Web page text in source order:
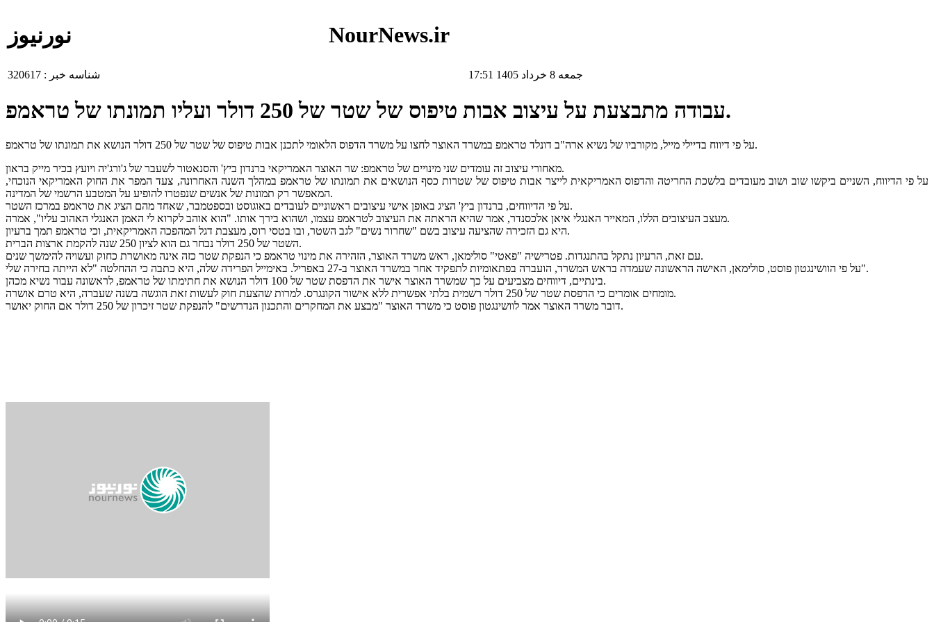
نورنیوز NourNews.ir
شناسه خبر : 320617 جمعه 8 خرداد 1405 17:51
עבודה מתבצעת על עיצוב אבות טיפוס של שטר של 250 דולר ועליו תמונתו של טראמפ.
על פי דיווח בדיילי מייל, מקורביו של נשיא ארה"ב דונלד טראמפ במשרד האוצר לחצו על משרד הדפוס הלאומי לתכנן אבות טיפוס של שטר של 250 דולר הנושא את תמונתו של טראמפ.
מאחורי עיצוב זה עומדים שני מינויים של טראמפ: שר האוצר האמריקאי ברנדון ביץ' והסנאטור לשעבר של ג'ורג'יה ויועץ בכיר מייק בראון.
על פי הדיווח, השניים ביקשו שוב ושוב מעובדים בלשכת החריטה והדפוס האמריקאית לייצר אבות טיפוס של שטרות כסף הנושאים את תמונתו של טראמפ במהלך השנה האחרונה, צעד המפר את החוק האמריקאי הנוכחי,
המאפשר רק תמונות של אנשים שנפטרו להופיע על המטבע הרשמי של המדינה.
על פי הדיווחים, ברנדון ביץ' הציג באופן אישי עיצובים ראשוניים לעובדים באוגוסט ובספטמבר, שאחד מהם הציג את טראמפ במרכז השטר.
מעצב העיצובים הללו, המאייר האנגלי איאן אלכסנדר, אמר שהיא הראתה את העיצוב לטראמפ עצמו, ושהוא בירך אותו. "הוא אוהב לקרוא לי האמן האנגלי האהוב עליו", אמרה.
היא גם הזכירה שהציעה עיצוב בשם "שחרור נשים" לגב השטר, ובו בטסי רוס, מעצבת דגל המהפכה האמריקאית, וכי טראמפ תמך ברעיון.
השטר של 250 דולר נבחר גם הוא לציון 250 שנה להקמת ארצות הברית.
עם זאת, הרעיון נתקל בהתנגדות. פטרישיה "פאטי" סולימאן, ראש משרד האוצר, הזהירה את מינוי טראמפ כי הנפקת שטר כזה אינה מאושרת כחוק ועשויה להימשך שנים.
על פי הוושינגטון פוסט, סולימאן, האישה הראשונה שעמדה בראש המשרד, הועברה בפתאומיות לתפקיד אחר במשרד האוצר ב-27 באפריל. באימייל הפרידה שלה, היא כתבה כי ההחלטה "לא הייתה בחירה שלי".
בינתיים, דיווחים מצביעים על כך שמשרד האוצר אישר את הדפסת שטר של 100 דולר הנושא את חתימתו של טראמפ, לראשונה עבור נשיא מכהן.
מומחים אומרים כי הדפסת שטר של 250 דולר רשמית בלתי אפשרית ללא אישור הקונגרס. למרות שהצעת חוק לעשות זאת הוגשה בשנה שעברה, היא טרם אושרה.
דובר משרד האוצר אמר לוושינגטון פוסט כי משרד האוצר "מבצע את המחקרים והתכנון הנדרשים" להנפקת שטר זיכרון של 250 דולר אם החוק יאושר.